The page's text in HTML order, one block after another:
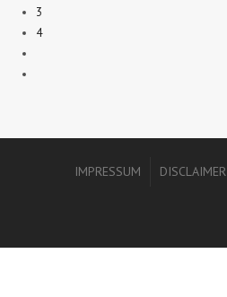
3
4
IMPRESSUM DISCLAIMER